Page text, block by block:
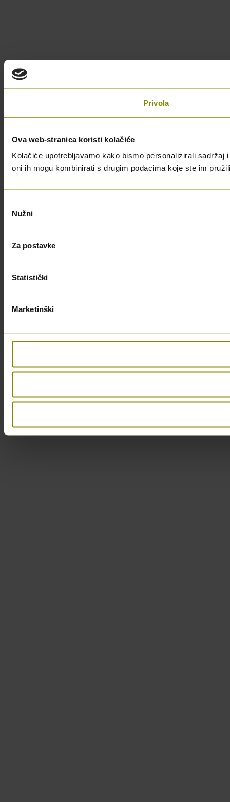
Privola
Ova web-stranica koristi kolačiće
Kolačiće upotrebljavamo kako bismo personalizirali
oni ih mogu kombinirati s drugim podacima koje ste im
pristanka
Nužni
Za postavke
Statistički
Marketinški